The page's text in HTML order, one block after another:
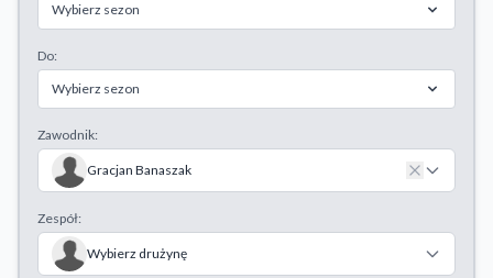
Wybierz sezon
Do:
Wybierz sezon
Zawodnik:
Gracjan Banaszak
Zespół:
Wybierz drużynę